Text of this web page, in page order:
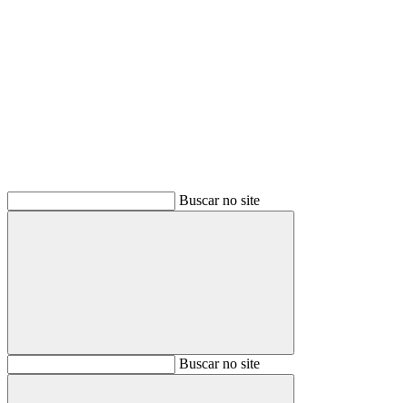
Buscar no site
BuscarBuscar no site